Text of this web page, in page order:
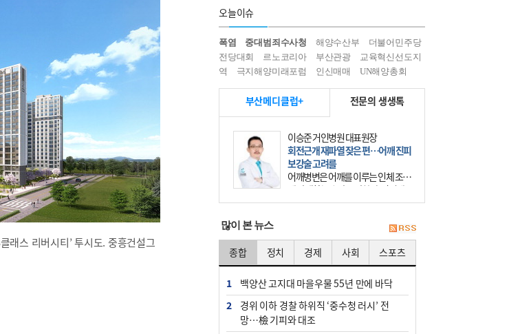
래스 리버시티’ 투시도. 중흥건설그
오늘이슈
폭염 중대범죄수사청 해양수산부
더불어민주당
전당대회
르노코리아 부산관광
교육혁신선도지
역
극지해양미래포럼 인신매매 UN해양총회
부산메디클럽+ 전문의 생생톡
이승준 거인병원 대표원장
회전근개 재파열 잦은 편…어깨 진피
보강술 고려를
어깨병변은 어깨를 이루는 인체 조직
에 발생하는 손상을 말한다. 여기에
는 오십견과 회전근개 증후군, 어깨
많이 본 뉴스
종합 정치 경제 사회 스포츠
1
백양산 고지대 마을우물 55년 만에 바닥
2
경위 이하 경찰 하위직 ‘중수청 러시’ 전
망…檢 기피와 대조